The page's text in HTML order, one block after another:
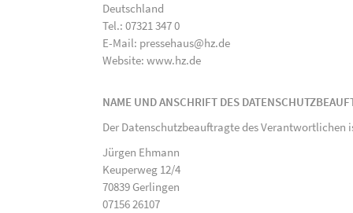
Deutschland
Tel.: 07321 347 0
E-Mail: pressehaus@hz.de
Website: www.hz.de
NAME UND ANSCHRIFT DES
Der Datenschutzbeauftragte des Verantwortlichen
Jürgen Ehmann
Keuperweg 12/4
70839 Gerlingen
07156 26107